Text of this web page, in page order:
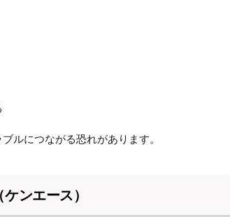
ブルにつながる恐れがあります。
ンエース）